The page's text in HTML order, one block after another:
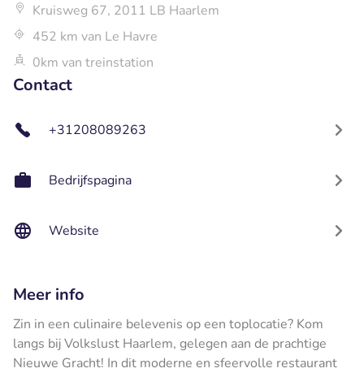
Kruisweg 67, 2011 LB Haarlem
452 km van Le Havre
0km van treinstation
Contact
+31208089263
Bedrijfspagina
Website
Meer info
Zin in een culinaire belevenis op een toplocatie? Kom
langs bij Volkslust Haarlem, gelegen aan de prachtige
Nieuwe Gracht! In dit moderne en sfeervolle restaurant